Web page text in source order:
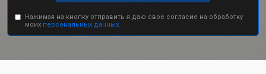
Нажимая на кнопку отправить я даю свое согласие на обработку
моих персональных данных.